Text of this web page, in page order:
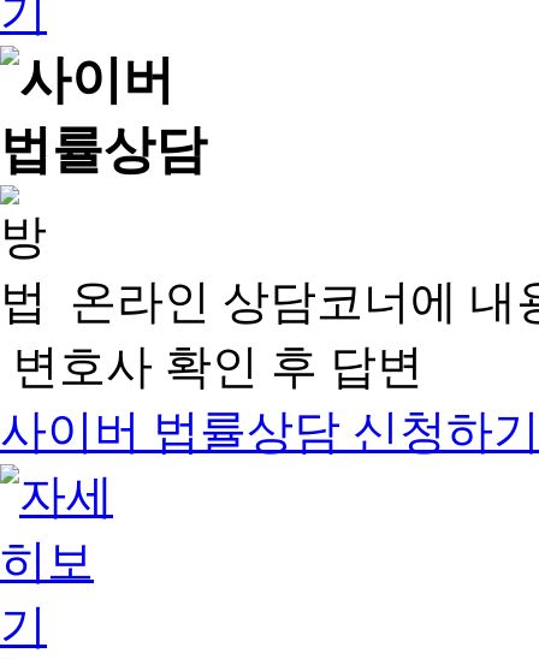
온라인 상담코너에 내
변호사 확인 후 답변
사이버 법률상담 신청하기